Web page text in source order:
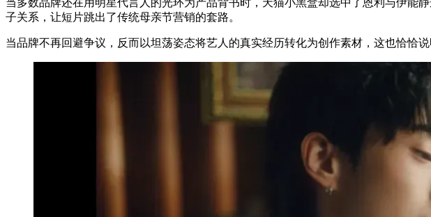
当多数品牌还在用明星代言人的光环为产品背书时，天猫小黑盒却选中了恩利与伊能
子关系，让短片跳出了传统母亲节营销的套路。
当品牌不再回避争议，反而以坦荡姿态将艺人的真实经历转化为创作素材，这也恰恰